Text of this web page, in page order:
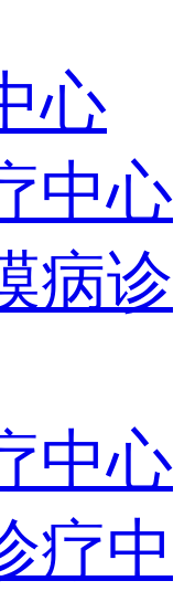
心
中心
病诊
中心
疗中